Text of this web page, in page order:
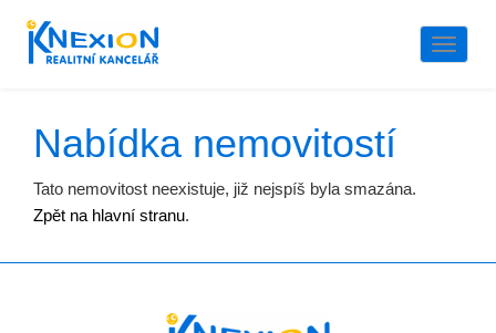
Nabídka nemovitostí
Tato nemovitost neexistuje, již nejspíš byla smazána.
Zpět na hlavní stranu.